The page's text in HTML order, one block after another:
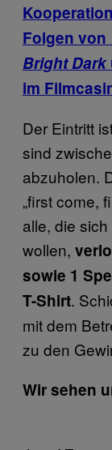
Folgen von
Bright Dark
im
Der Eintritt
sind
abzuholen.
„first come,
alle, die
wollen,
sowie 1
T-Shirt.
mit dem
zu den
Wir sehen